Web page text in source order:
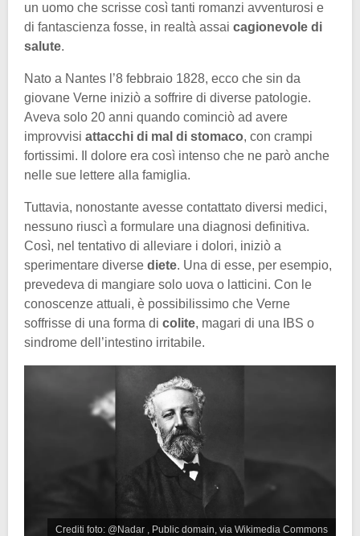
un uomo che scrisse così tanti romanzi avventurosi e
di fantascienza fosse, in realtà assai cagionevole di
salute.
Nato a Nantes l’8 febbraio 1828, ecco che sin da
giovane Verne iniziò a soffrire di diverse patologie.
Aveva solo 20 anni quando cominciò ad avere
improvvisi attacchi di mal di stomaco, con crampi
fortissimi. Il dolore era così intenso che ne parò anche
nelle sue lettere alla famiglia.
Tuttavia, nonostante avesse contattato diversi medici,
nessuno riuscì a formulare una diagnosi definitiva.
Così, nel tentativo di alleviare i dolori, iniziò a
sperimentare diverse diete. Una di esse, per esempio,
prevedeva di mangiare solo uova o latticini. Con le
conoscenze attuali, è possibilissimo che Verne
soffrisse di una forma di colite, magari di una IBS o
sindrome dell’intestino irritabile.
Crediti foto: @Nadar , Public domain, via Wikimedia Commons